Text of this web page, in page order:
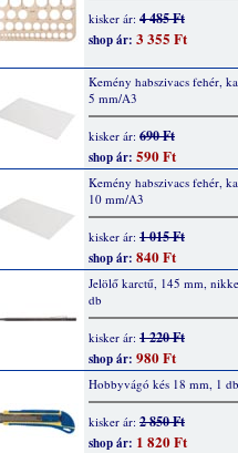
kisker ár: 4 485 Ft
shop ár: 3 355 Ft
Kemény habszivacs fehér,
5 mm/A3
kisker ár: 690 Ft
shop ár: 590 Ft
Kemény habszivacs fehér,
10 mm/A3
kisker ár: 1 015 Ft
shop ár: 840 Ft
Jelölő karctű, 145 mm,
db
kisker ár: 1 220 Ft
shop ár: 980 Ft
Hobbyvágó kés 18 mm, 1 db
kisker ár: 2 850 Ft
shop ár: 1 820 Ft